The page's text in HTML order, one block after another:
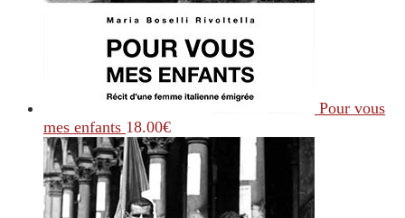
Pour vous
mes enfants 18.00€